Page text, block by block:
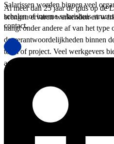
Salarissen worden binnen veel
schalen of interne salarishuis
hangt onder andere af van het type
de verantwoordelijkheden binnen
team of project. Veel werkgevers
arbeidsvoorwaarden zoals
Al meer dan 25 jaar dé gids op de
brengen ervaren werkenden en
contact.